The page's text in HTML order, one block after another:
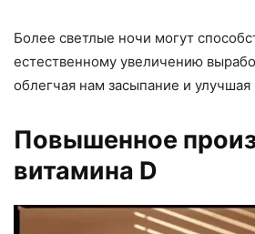
Более светлые ночи могут
естественному увеличению
облегчая нам засыпание и улучшая
Повышенное
витамина D